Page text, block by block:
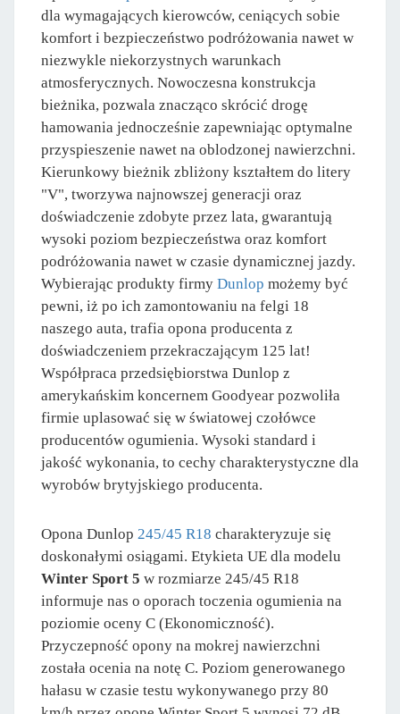
dla wymagających kierowców, ceniących sobie
komfort i bezpieczeństwo podróżowania nawet w
niezwykle niekorzystnych warunkach
atmosferycznych. Nowoczesna konstrukcja
bieżnika, pozwala znacząco skrócić drogę
hamowania jednocześnie zapewniając optymalne
przyspieszenie nawet na oblodzonej nawierzchni.
Kierunkowy bieżnik zbliżony kształtem do litery
"V", tworzywa najnowszej generacji oraz
doświadczenie zdobyte przez lata, gwarantują
wysoki poziom bezpieczeństwa oraz komfort
podróżowania nawet w czasie dynamicznej jazdy.
Wybierając produkty firmy Dunlop możemy być
pewni, iż po ich zamontowaniu na felgi 18
naszego auta, trafia opona producenta z
doświadczeniem przekraczającym 125 lat!
Współpraca przedsiębiorstwa Dunlop z
amerykańskim koncernem Goodyear pozwoliła
firmie uplasować się w światowej czołówce
producentów ogumienia. Wysoki standard i
jakość wykonania, to cechy charakterystyczne dla
wyrobów brytyjskiego producenta.
Opona Dunlop 245/45 R18 charakteryzuje się
doskonałymi osiągami. Etykieta UE dla modelu
Winter Sport 5 w rozmiarze 245/45 R18
informuje nas o oporach toczenia ogumienia na
poziomie oceny C (Ekonomiczność).
Przyczepność opony na mokrej nawierzchni
została ocenia na notę C. Poziom generowanego
hałasu w czasie testu wykonywanego przy 80